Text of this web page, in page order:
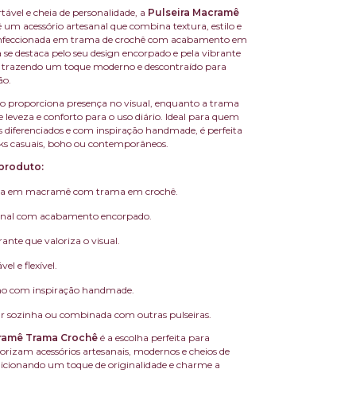
e cheia de personalidade, a Pulseira Macramê
um acessório artesanal que combina textura, estilo e
em trama de crochê com acabamento em
destaca pelo seu design encorpado e pela vibrante
um toque moderno e descontraído para
proporciona presença no visual, enquanto a trama
leveza e conforto para o uso diário. Ideal para quem
diferenciados e com inspiração handmade, é perfeita
casuais, boho ou contemporâneos.
em macramê com trama em crochê.
com acabamento encorpado.
que valoriza o visual.
e flexível.
com inspiração handmade.
sozinha ou combinada com outras pulseiras.
Trama Crochê é a escolha perfeita para
acessórios artesanais, modernos e cheios de
um toque de originalidade e charme a